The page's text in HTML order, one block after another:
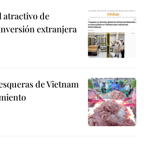
atractivo de
extranjera
de Vietnam